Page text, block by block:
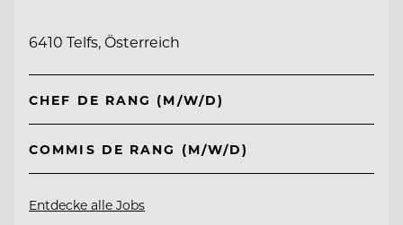
6410 Telfs, Österreich
CHEF DE RANG (M/W/D)
COMMIS DE RANG (M/W/D)
Entdecke alle Jobs